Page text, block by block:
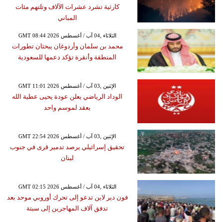
كارثية تشرد عشرات الآلاف وتلتهم مئات
المباني
GMT 08:44 2026 الثلاثاء ,04 آب / أغسطس
محمد بن سلمان وأردوغان يبحثان تطورات
المنطقة وأنقرة تؤكد دعمها للسعودية
GMT 11:01 2026 الإثنين ,03 آب / أغسطس
الوداد الرياضي يعلن عودة يحيى عطية الله
بعقد لموسم واحد
GMT 22:54 2026 الإثنين ,03 آب / أغسطس
تحقيق إسرائيلي يرصد تدمير قرى في جنوب
لبنان
GMT 02:15 2026 الثلاثاء ,04 آب / أغسطس
فون دير لاين تدعو إلى تحرك أوروبي موحد بعد
تدفق آلاف المهاجرين إلى سبتة